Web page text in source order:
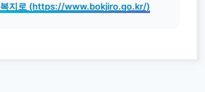
복지로 (https://www.bokjiro.go.kr/)